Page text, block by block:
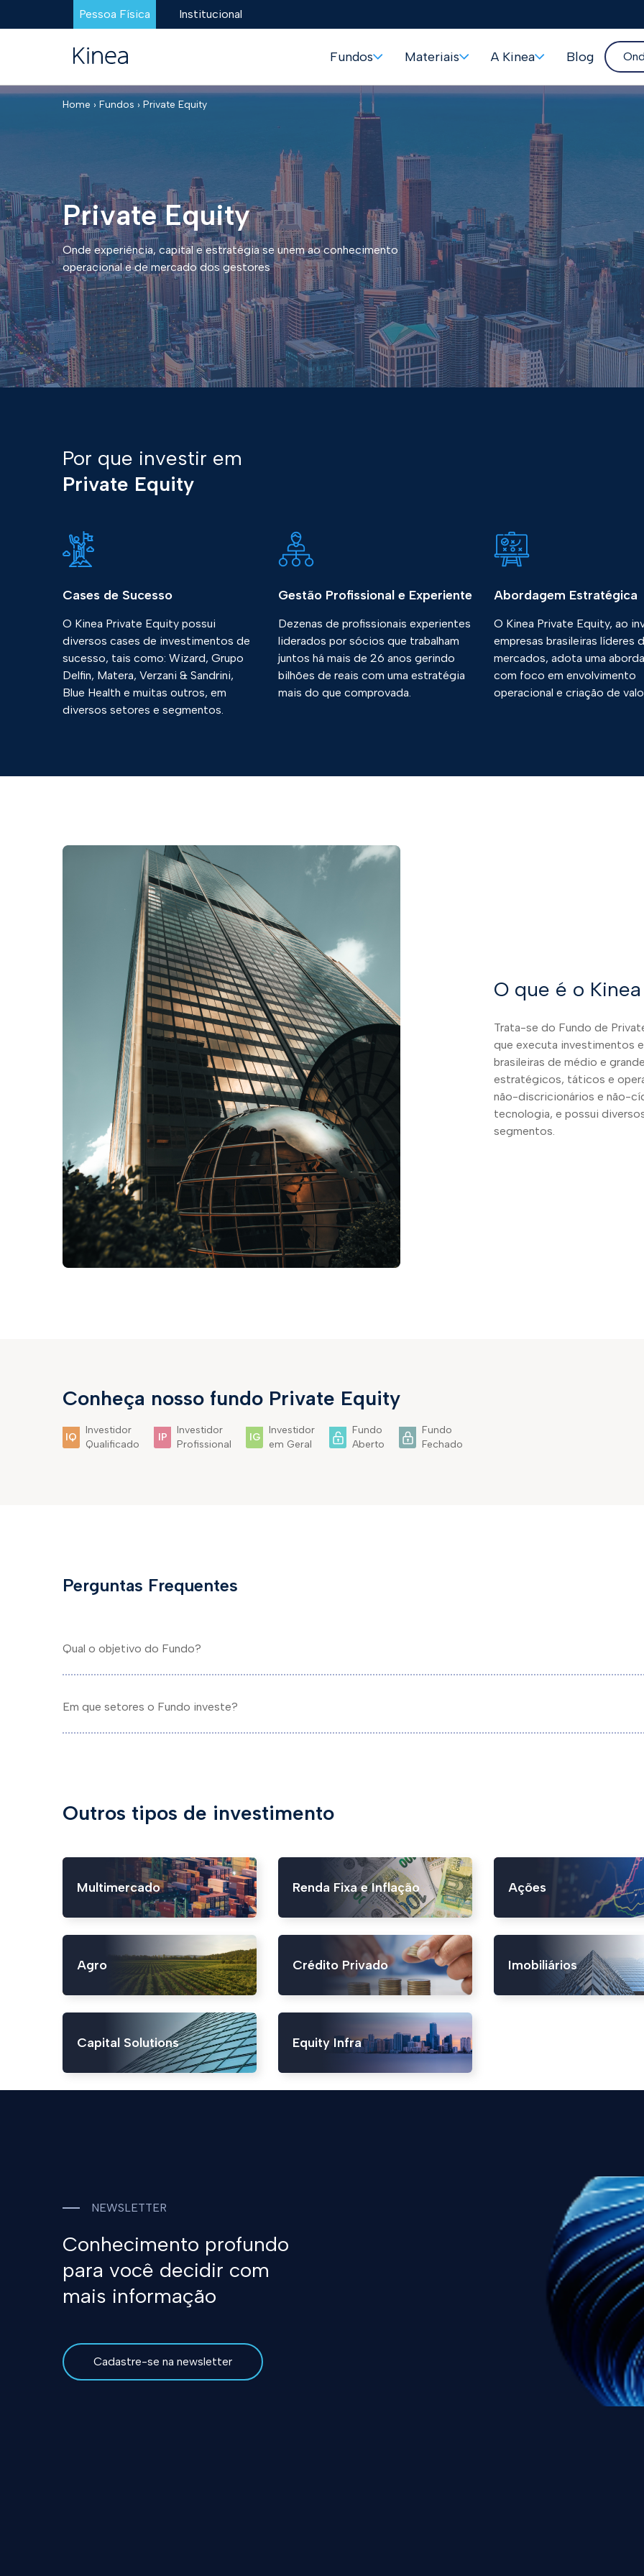
Pessoa Física Institucional
Fundos Materiais A Kinea Blog
Home › Fundos › Private Equity
Private Equity
Onde experiência, capital e estratégia se unem ao conhecimento
operacional e de mercado dos gestores
Por que investir em
Private Equity
Cases de Sucesso
O Kinea Private Equity possui
diversos cases de investimentos de
sucesso, tais como: Wizard, Grupo
Delfin, Matera, Verzani & Sandrini,
Blue Health e muitas outros, em
diversos setores e segmentos.
Gestão Profissional e Experiente
Dezenas de profissionais experientes
liderados por sócios que trabalham
juntos há mais de 26 anos gerindo
bilhões de reais com uma estratégia
mais do que comprovada.
Abordagem Estratégica
O Kinea Private Equity, ao
empresas brasileiras líderes
mercados, adota uma
com foco em envolvimento
operacional e criação de
O que é o
Trata-se do Fundo de
que executa investimentos
brasileiras de médio e
estratégicos, táticos e
não-discricionários e não-
tecnologia, e possui
segmentos.
Conheça nosso fundo Private Equity
IQ
Investidor
Qualificado
IP
Investidor
Profissional
IG
Investidor
em Geral
Fundo
Aberto
Fundo
Fechado
Perguntas Frequentes
Qual o objetivo do Fundo?
Em que setores o Fundo investe?
Outros tipos de investimento
Multimercado Renda Fixa e Inflação Ações
Agro Crédito Privado Imobiliários
Capital Solutions Equity Infra
NEWSLETTER
Conhecimento profundo
para você decidir com
mais informação
Cadastre-se na newsletter